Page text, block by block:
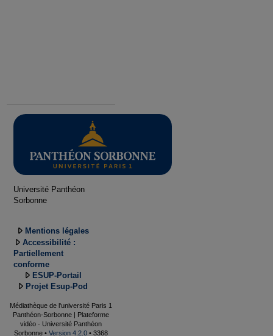
Université Panthéon
Sorbonne
Mentions légales
Accessibilité :
Partiellement
conforme
ESUP-Portail
Projet Esup-Pod
Médiathèque de l'université Paris 1
Panthéon-Sorbonne | Plateforme
vidéo - Université Panthéon
Sorbonne • Version 4.2.0 • 3368